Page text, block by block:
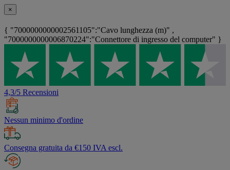
×
{ "7000000000002561105":"Cavo lunghezza (m)" ,
"7000000000006870224":"Connettore di ingresso del computer" }
4,3/5 Recensioni
Nessun minimo d'ordine
Consegna gratuita da €150 IVA escl.